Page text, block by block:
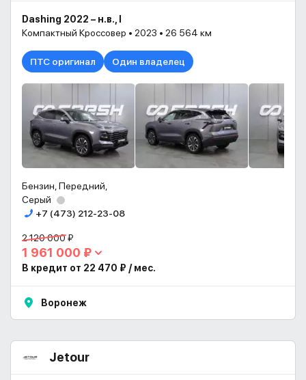
Dashing 2022 – н.в., I
Компактный Кроссовер • 2023 • 26 564 км
ПТС оригинал Один владелец
Бензин, Передний,
Серый
+7 (473) 212-23-08
2 120 000 ₽
1 961 000 ₽
В кредит от 22 470 ₽ / мес.
Воронеж
Jetour